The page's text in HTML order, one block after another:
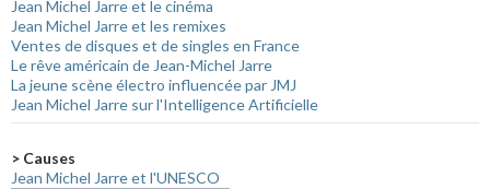
Jean Michel Jarre et le cinéma
Jean Michel Jarre et les remixes
Ventes de disques et de singles en France
Le rêve américain de Jean-Michel Jarre
La jeune scène électro influencée par JMJ
Jean Michel Jarre sur l'Intelligence Artificielle
> Causes
Jean Michel Jarre et l'UNESCO